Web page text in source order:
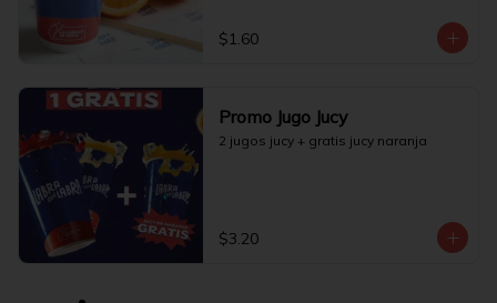
$1.60
Promo Jugo Jucy
2 jugos jucy + gratis jucy naranja
$3.20